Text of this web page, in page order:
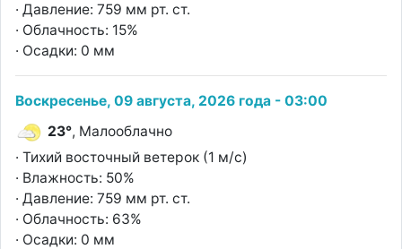
· Давление: 759 мм рт. ст.
· Облачность: 15%
· Осадки: 0 мм
Воскресенье, 09 августа, 2026 года - 03:00
23°, Малооблачно
· Тихий восточный ветерок (1 м/с)
· Влажность: 50%
· Давление: 759 мм рт. ст.
· Облачность: 63%
· Осадки: 0 мм